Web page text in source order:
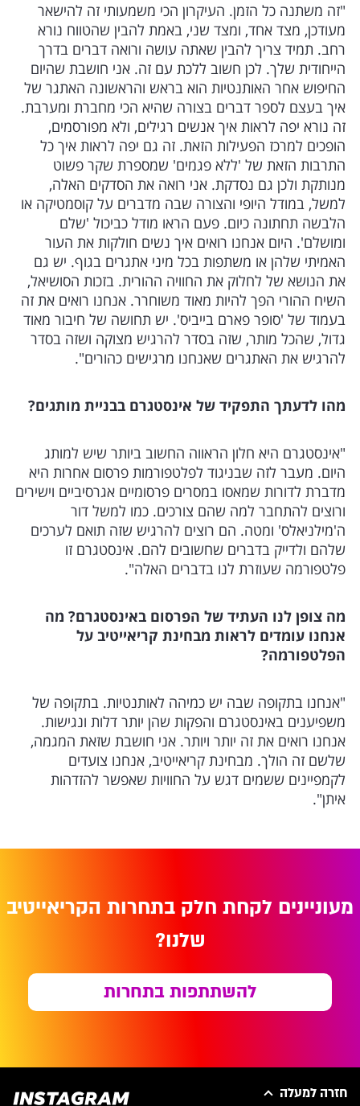
"זה משתנה כל הזמן. העיקרון הכי משמעותי זה להישאר
מעודכן, מצד אחד, ומצד שני, באמת להבין שהטווח נורא
רחב. תמיד צריך להבין שאתה עושה ורואה דברים בדרך
הייחודית שלך. לכן חשוב ללכת עם זה. אני חושבת שהיום
החיפוש אחר האותנטיות הוא בראש והראשונה האתגר של
איך בעצם לספר דברים בצורה שהיא הכי מחברת ומערבת.
זה נורא יפה לראות איך אנשים רגילים, ולא מפורסמים,
הופכים למרכז הפעילות הזאת. זה גם יפה לראות איך כל
התרבות הזאת של 'ללא פגמים' שמספרת שקר פשוט
מנותקת ולכן גם נסדקת. אני רואה את הסדקים האלה,
למשל, במודל היופי והצורה שבה מדברים על קוסמטיקה או
הלבשה תחתונה כיום. פעם הראו מודל כביכול 'שלם
ומושלם'. היום אנחנו רואים איך נשים חולקות את העור
האמיתי שלהן או משתפות בכל מיני אתגרים בגוף. יש גם
את הנושא של לחלוק את החוויה ההורית. בזכות הסושיאל,
השיח ההורי הפך להיות מאוד משוחרר. אנחנו רואים את זה
בעמוד של 'סופר פארם בייביס'. יש תחושה של חיבור מאוד
גדול, שהכל מותר, שזה בסדר להרגיש מצוקה ושזה בסדר
להרגיש את האתגרים שאנחנו מרגישים כהורים".
מהו לדעתך התפקיד של אינסטגרם בבניית מותגים?
"אינסטגרם היא חלון הראווה החשוב ביותר שיש למותג
היום. מעבר לזה שבניגוד לפלטפורמות פרסום אחרות היא
מדברת לדורות שמאסו במסרים פרסומיים אגרסיביים וישירים
ורוצים להתחבר למה שהם צורכים. כמו למשל דור
ה'מילניאלס' ומטה. הם רוצים להרגיש שזה תואם לערכים
שלהם ולדייק בדברים שחשובים להם. אינסטגרם זו
פלטפורמה שעוזרת לנו בדברים האלה".
מה צופן לנו העתיד של הפרסום באינסטגרם? מה
אנחנו עומדים לראות מבחינת קריאייטיב על
הפלטפורמה?
"אנחנו בתקופה שבה יש כמיהה לאותנטיות. בתקופה של
משפיענים באינסטגרם והפקות שהן יותר דלות ונגישות.
אנחנו רואים את זה יותר ויותר. אני חושבת שזאת המגמה,
שלשם זה הולך. מבחינת קריאייטיב, אנחנו צועדים
לקמפיינים ששמים דגש על החוויות שאפשר להזדהות
איתן".
מעוניינים לקחת חלק בתחרות הקריאייטיב
שלנו?
להשתתפות בתחרות
חזרה למעלה